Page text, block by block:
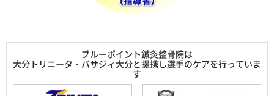
ブルーポイント鍼灸整骨院は
大分トリニータ・バサジィ大分と提携し選手のケアを行っていま
す